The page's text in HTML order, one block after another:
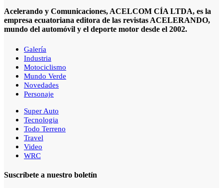
Acelerando y Comunicaciones, ACELCOM CÍA LTDA, es la
empresa ecuatoriana editora de las revistas ACELERANDO,
mundo del automóvil y el deporte motor desde el 2002.
Galería
Industria
Motociclismo
Mundo Verde
Novedades
Personaje
Super Auto
Tecnologia
Todo Terreno
Travel
Video
WRC
Suscríbete a nuestro boletín